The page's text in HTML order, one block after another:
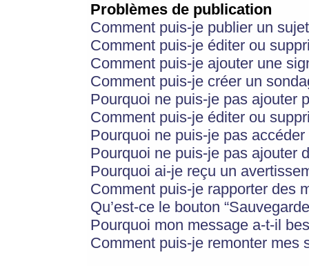
Problèmes de publication
Comment puis-je publier un
Comment puis-je éditer ou
Comment puis-je ajouter une
Comment puis-je créer un
Pourquoi ne puis-je pas ajouter
Comment puis-je éditer ou
Pourquoi ne puis-je pas
Pourquoi ne puis-je pas ajouter
Pourquoi ai-je reçu un
Comment puis-je rapporter des
Qu’est-ce le bouton
Pourquoi mon message a-t-il
Comment puis-je remonter mes